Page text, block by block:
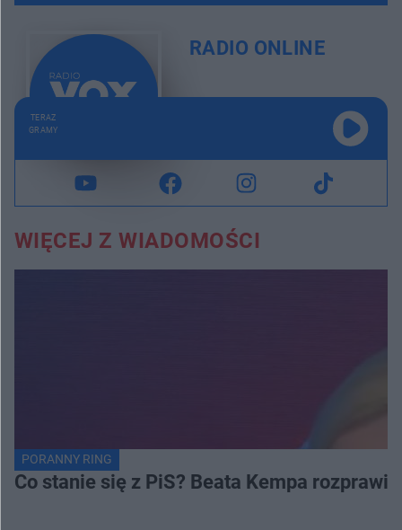
RADIO ONLINE
TERAZ
GRAMY
WIĘCEJ Z WIADOMOŚCI
PORANNY RING
Co stanie się z PiS? Beata Kempa